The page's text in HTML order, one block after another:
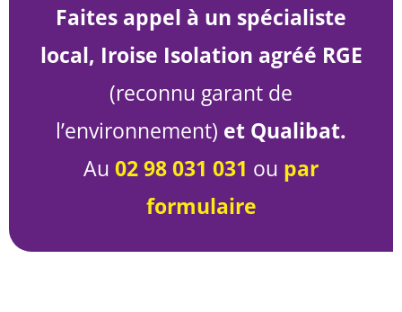
Faites appel à un spécialiste
local, Iroise Isolation agréé RGE
(reconnu garant de
l’environnement) et Qualibat.
Au 02 98 031 031 ou par
formulaire